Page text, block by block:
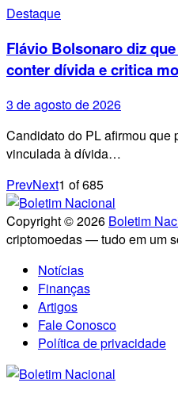
Destaque
Flávio Bolsonaro diz
conter dívida e critica
3 de agosto de 2026
Candidato do PL afirmou que
vinculada à dívida…
PrevNext1 of685
Copyright © 2026 Boletim
criptomoedas — tudo em um
Notícias
Finanças
Artigos
Fale Conosco
Política de privacidade